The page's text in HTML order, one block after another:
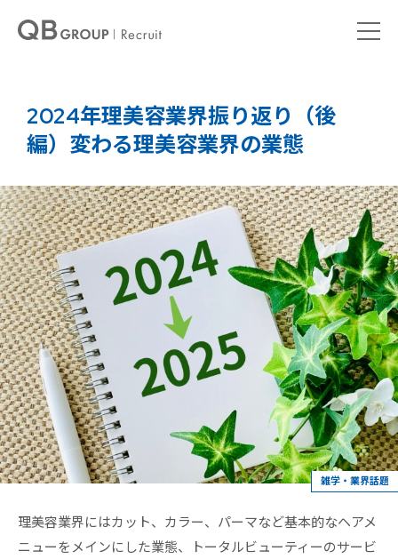
雑学・業界話題
2024年理美容業界振り返り（後
編）変わる理美容業界の業態
理美容業界にはカット、カラー、パーマなど基本的なヘアメ
ニューをメインにした業態、トータルビューティーのサービ